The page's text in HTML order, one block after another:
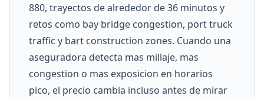
880, trayectos de alrededor de 36 minutos y
retos como bay bridge congestion, port truck
traffic y bart construction zones. Cuando una
aseguradora detecta mas millaje, mas
congestion o mas exposicion en horarios
pico, el precio cambia incluso antes de mirar